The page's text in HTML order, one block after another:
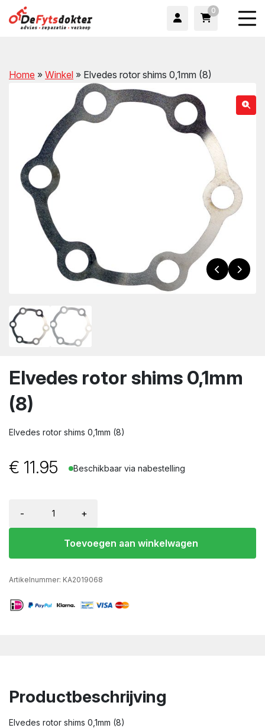
0
Home » Winkel » Elvedes rotor shims 0,1mm (8)
Elvedes rotor shims 0,1mm
(8)
Elvedes rotor shims 0,1mm (8)
€ 11.95 Beschikbaar via nabestelling
- +
Toevoegen aan winkelwagen
Artikelnummer: KA2019068
Productbeschrijving
Elvedes rotor shims 0,1mm (8)